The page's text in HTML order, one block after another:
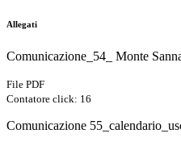
Allegati
Comunicazione_54_ Monte
File PDF
Contatore click: 16
Comunicazione